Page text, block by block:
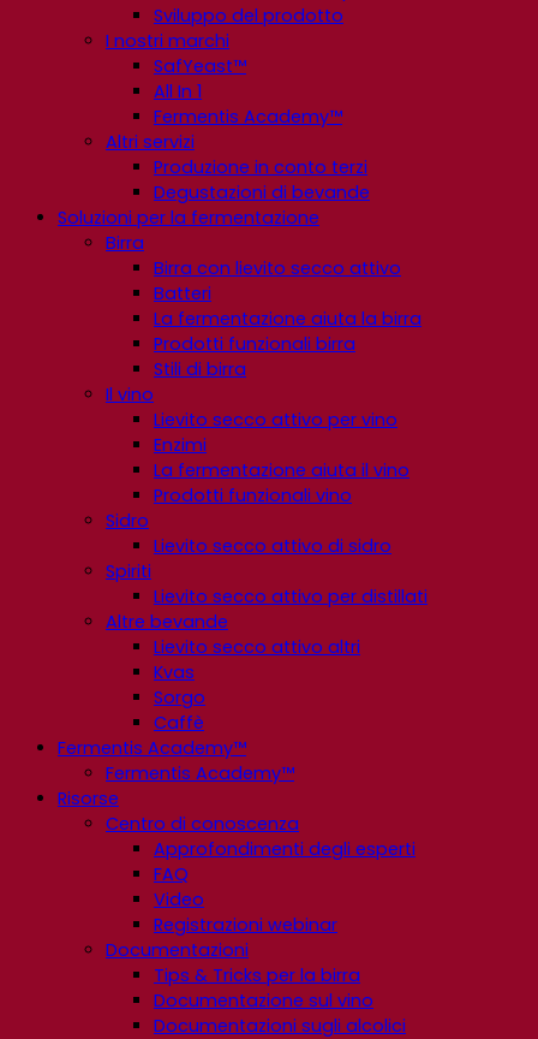
Sviluppo del prodotto
I nostri marchi
SafYeast™
All In 1
Fermentis Academy™
Altri servizi
Produzione in conto terzi
Degustazioni di bevande
Soluzioni per la fermentazione
Birra
Birra con lievito secco attivo
Batteri
La fermentazione aiuta la birra
Prodotti funzionali birra
Stili di birra
Il vino
Lievito secco attivo per vino
Enzimi
La fermentazione aiuta il vino
Prodotti funzionali vino
Sidro
Lievito secco attivo di sidro
Spiriti
Lievito secco attivo per distillati
Altre bevande
Lievito secco attivo altri
Kvas
Sorgo
Caffè
Fermentis Academy™
Fermentis Academy™
Risorse
Centro di conoscenza
Approfondimenti degli esperti
FAQ
Video
Registrazioni webinar
Documentazioni
Tips & Tricks per la birra
Documentazione sul vino
Documentazioni sugli alcolici